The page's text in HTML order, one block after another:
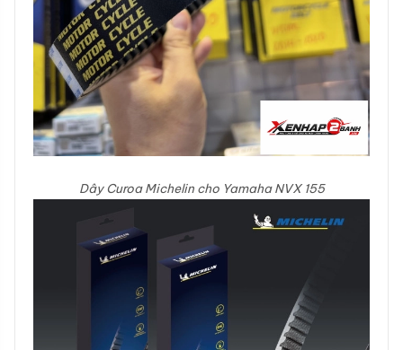
Dây Curoa Michelin cho Yamaha NVX 155